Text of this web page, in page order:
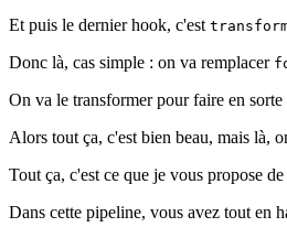
Et puis le dernier hook, c'est
Donc là, cas simple : on va remplacer
On va le transformer pour faire en
Alors tout ça, c'est bien beau, mais là,
Tout ça, c'est ce que je vous propose
Dans cette pipeline, vous avez tout en